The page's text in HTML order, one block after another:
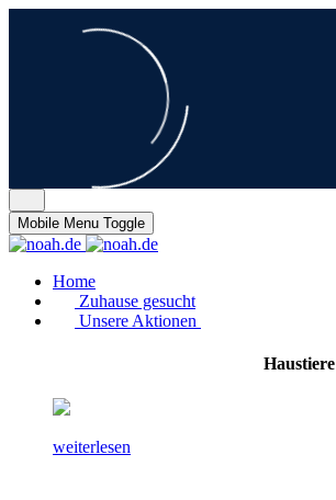
Mobile Menu Toggle
Home
Zuhause gesucht
Unsere Aktionen
Haustiere
weiterlesen